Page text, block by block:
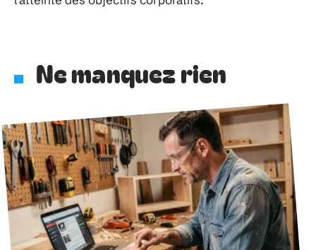
Ne manquez rien